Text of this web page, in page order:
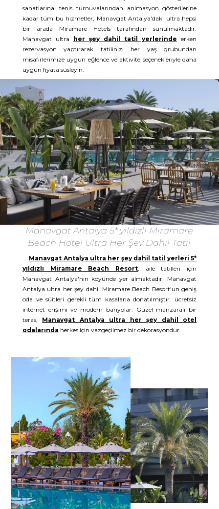
sanatlarına. tenis turnuvalarından animasyon gösterilerine
kadar tüm bu hizmetler, Manavgat Antalya'daki ultra hepsi
bir arada Miramare Hotels tarafından sunulmaktadır.
Manavgat ultra
her şey dahil tatil yerlerinde erken
rezervasyon yaptırarak tatilinizi her yaş grubundan
misafirlerimize uygun eğlence ve aktivite seçenekleriyle daha
uygun fiyata süsleyin.
Manavgat Antalya 5* yıldızlı Miramare
Beach Hotel Ultra Her Şey Dahil Tatil
Manavgat Antalya ultra her şey dahil tatil yerleri 5*
yıldızlı Miramare Beach Resort , aile tatilleri için
Manavgat Antalya'nın köyünde yer almaktadır. Manavgat
Antalya ultra her şey dahil Miramare Beach Resort'un geniş
oda ve süitleri gerekli tüm kasalarla donatılmıştır. ücretsiz
internet erişimi ve modern banyolar. Güzel manzaralı bir
teras, Manavgat Antalya ultra her şey dahil otel
odalarında herkes için vazgeçilmez bir dekorasyondur.